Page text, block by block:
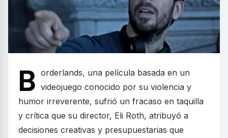
B orderlands, una película basada en un
videojuego conocido por su violencia y
humor irreverente, sufrió un fracaso en taquilla
y crítica que su director, Eli Roth, atribuyó a
decisiones creativas y presupuestarias que